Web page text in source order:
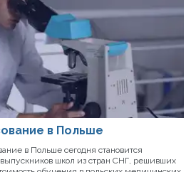
в Польше
в Польше сегодня становится
школ из стран СНГ, решивших